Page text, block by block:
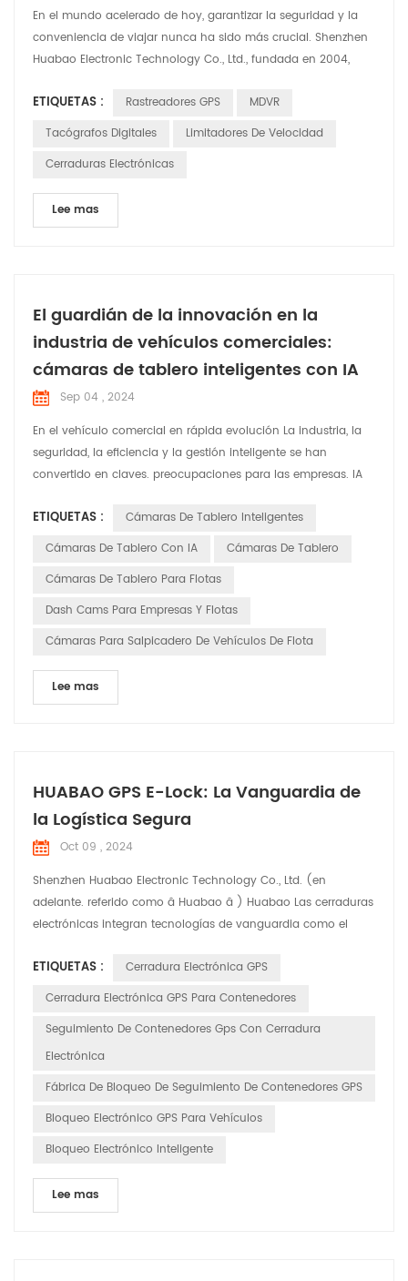
En el mundo acelerado de hoy, garantizar la seguridad y la
conveniencia de viajar nunca ha sido más crucial. Shenzhen
Huabao Electronic Technology Co., Ltd., fundada en 2004,
más de 350 empleados, incluidos 100 ingenieros dedicados a
I+D, Huabao ha superado continuamente los límites de la
ETIQUETAS : Rastreadores GPS
MDVR
Tacógrafos Digitales
Limitadores De Velocidad
Cerraduras Electrónicas
Lee mas
El guardián de la innovación en la
industria de vehículos comerciales:
cámaras de tablero inteligentes con IA
Sep 04 , 2024
En el vehículo comercial en rápida evolución La industria, la
seguridad, la eficiencia y la gestión inteligente se han
convertido en claves. preocupaciones para las empresas. IA
indispensables asistentes en vehículos comerciales,
brindando soluciones integrales para flotas operaciones. Las
ETIQUETAS :
Cámaras De Tablero Inteligentes
Cámaras De Tablero Con IA
Cámaras De Tablero
Cámaras De Tablero Para Flotas
Dash Cams Para Empresas Y Flotas
Cámaras Para Salpicadero De Vehículos De Flota
Lee mas
HUABAO GPS E-Lock: La Vanguardia de
la Logística Segura
Oct 09 , 2024
Shenzhen Huabao Electronic Technology Co., Ltd. (en
adelante. referido como â Huabao â ) Huabao Las cerraduras
electrónicas integran tecnologías de vanguardia como el
que ofrece seguridad integral soluciones para la industria
logística. Productos destacados: 1. Seguimiento y monitoreo
ETIQUETAS :
Cerradura Electrónica GPS
Cerradura Electrónica GPS Para Contenedores
Seguimiento De Contenedores Gps Con Cerradura
Electrónica
Fábrica De Bloqueo De Seguimiento De Contenedores GPS
Bloqueo Electrónico GPS Para Vehículos
Bloqueo Electrónico Inteligente
Lee mas